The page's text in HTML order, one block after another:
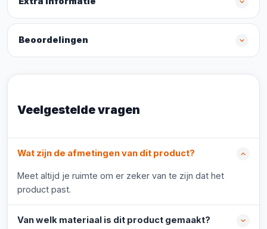
Beoordelingen
Veelgestelde vragen
Wat zijn de afmetingen van dit product?
Meet altijd je ruimte om er zeker van te zijn dat het
product past.
Van welk materiaal is dit product gemaakt?